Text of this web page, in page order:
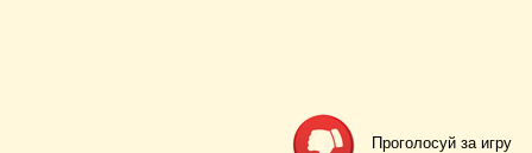
Проголосуй за игру